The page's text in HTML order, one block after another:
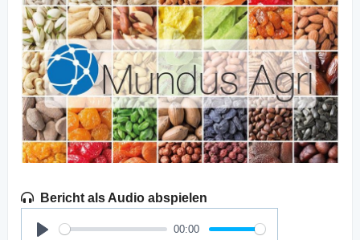
Bericht als Audio abspielen
00:00